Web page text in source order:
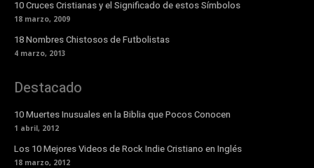
10 Cruces Cristianas y el Significado de estos Símbolos
18 marzo, 2009
18 Nombres Chistosos de Futbolistas
4 marzo, 2013
Destacado
10 Muertes Inusuales en la Biblia que Pocos Conocen
1 abril, 2012
Los 10 Mejores Videos de Rock Indie Cristiano en Inglés
18 marzo, 2012